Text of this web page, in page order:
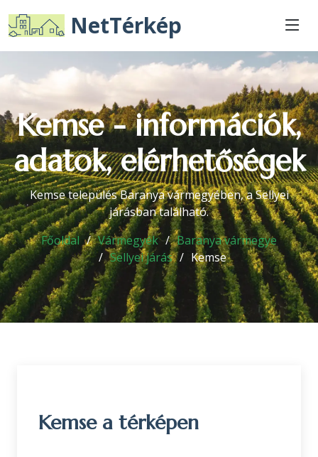
NetTérkép
Kemse - információk,
adatok, elérhetőségek
Kemse település Baranya vármegyében, a Sellyei
járásban található.
Főoldal
Vármegyék
Baranya vármegye
Sellyei járás
Kemse
Kemse a térképen